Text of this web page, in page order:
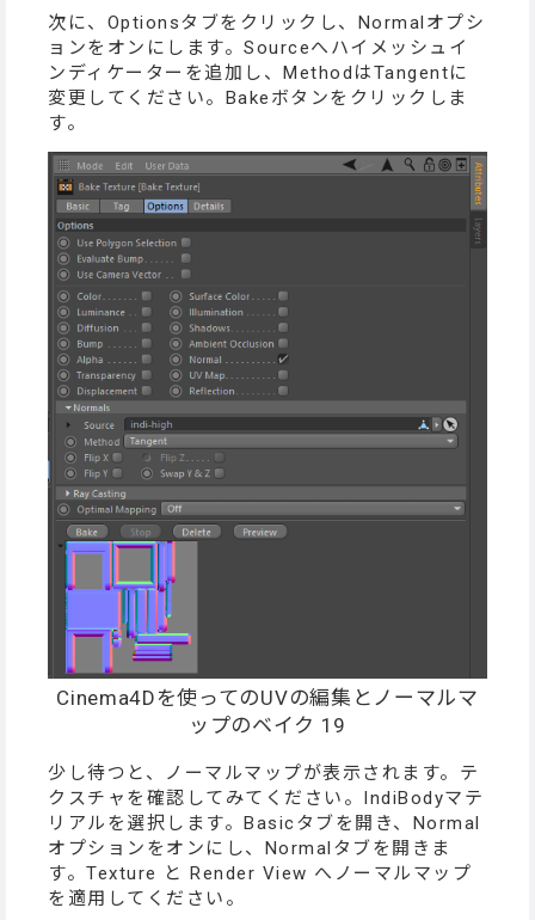
次に、Optionsタブをクリックし、Normalオプシ
ョンをオンにします。Sourceへハイメッシュイ
ンディケーターを追加し、MethodはTangentに
変更してください。Bakeボタンをクリックしま
す。
Cinema4Dを使ってのUVの編集とノーマルマ
ップのベイク 19
少し待つと、ノーマルマップが表示されます。テ
クスチャを確認してみてください。IndiBodyマテ
リアルを選択します。Basicタブを開き、Normal
オプションをオンにし、Normalタブを開きま
す。Texture と Render View へノーマルマップ
を適用してください。